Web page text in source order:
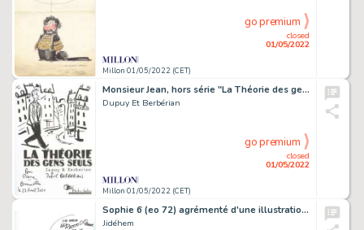
Millon 01/05/2022 (CET)
closed
01/05/2022
go premium
Monsieur Jean, hors série "La Théorie des gens…
Dupuy Et Berbérian
Millon 01/05/2022 (CET)
closed
01/05/2022
go premium
Sophie 6 (eo 72) agrémenté d'une illustration…
Jidéhem